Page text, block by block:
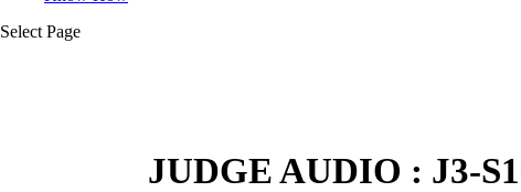
Select Page
JUDGE AUDIO : J3-